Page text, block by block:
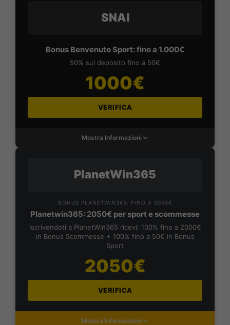
SNAI
Bonus Benvenuto Sport: fino a 1.000€
50% sul deposito fino a 50€
1000€
VERIFICA
Mostra Informazioni
PlanetWin365
BONUS PLANETWIN365: FINO A 2050€
Planetwin365: 2050€ per sport e scommesse
Iscrivendoti a PlanetWin365 ricevi: 100% fino a 2000€
in Bonus Scommesse + 100% fino a 50€ in Bonus
Sport
2050€
VERIFICA
Mostra Informazioni